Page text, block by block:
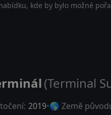
kde by bylo možné
(Terminal
2019 🌎 Země